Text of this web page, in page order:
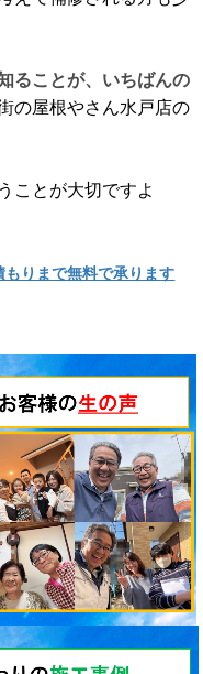
ることが、いちばんの
の屋根やさん水戸店の
ことが大切ですよ
りまで無料で承ります